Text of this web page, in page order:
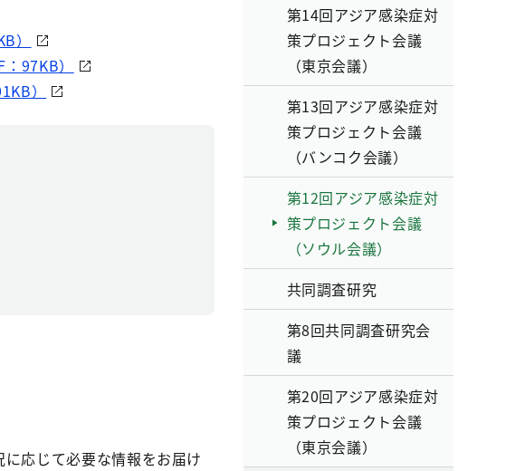
）
97KB）
）
応じて必要な情報をお届け
第14回アジア感染症対
策プロジェクト会議
（東京会議）
第13回アジア感染症対
策プロジェクト会議
（バンコク会議）
第12回アジア感染症対
策プロジェクト会議
（ソウル会議）
共同調査研究
第8回共同調査研究会
議
第20回アジア感染症対
策プロジェクト会議
（東京会議）